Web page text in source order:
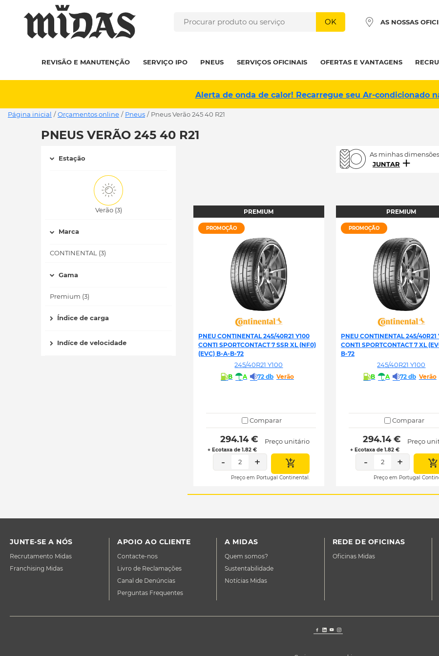
OK AS NOSSAS
REVISÃO E MANUTENÇÃO SERVIÇO IPO PNEUS SERVIÇOS OFICINAIS OFERTAS E VANTAGENS
Alerta de onda de calor! Recarregue seu Ar-condicionado
Página inicial / Orçamentos online / Pneus / pneus Verão 245 40 R21
PNEUS VERÃO 245 40 R21
Estação
Verão (3)
Marca
CONTINENTAL (3)
Gama
Premium (3)
Índice de carga
Indíce de velocidade
As minhas
JUNTAR
PREMIUM
PROMOÇÃO
PNEU CONTINENTAL 245/40R21 Y100
CONTI SPORTCONTACT 7 SSR XL (NF0)
(EVC) B-A-B-72
245/40R21 Y100
B A 72 db Verão
Comparar
294.14 €
+ Ecotaxa de 1.82 €
Preço unitário
- 2 +
Preço em Portugal Continental.
PREMIUM
PROMOÇÃO
PNEU CONTINENTAL 245/40R21
CONTI SPORTCONTACT 7 XL
B-72
245/40R21 Y100
B A 72 db Verão
Comparar
294.14 €
+ Ecotaxa de 1.82 €
Preço
- 2 +
Preço em Portugal
JUNTE-SE A NÓS
Recrutamento Midas
Franchising Midas
APOIO AO CLIENTE
Contacte-nos
Livro de Reclamações
Canal de Denúncias
Perguntas Frequentes
A MIDAS
Quem somos?
Sustentabilidade
Notícias Midas
REDE DE OFICINAS
Oficinas Midas